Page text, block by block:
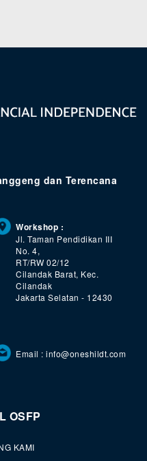
dan Terencana
Workshop :
Jl. Taman Pendidikan III
No. 4,
RT/RW 02/12
Cilandak Barat, Kec.
Cilandak
Jakarta Selatan - 12430
Email : info@oneshildt.com
OSFP
KAMI